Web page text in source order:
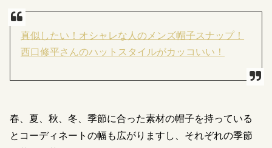
真似したい！オシャレな人のメンズ帽子スナップ！
西口修平さんのハットスタイルがカッコいい！
春、夏、秋、冬、季節に合った素材の帽子を持っている
とコーディネートの幅も広がりますし、それぞれの季節